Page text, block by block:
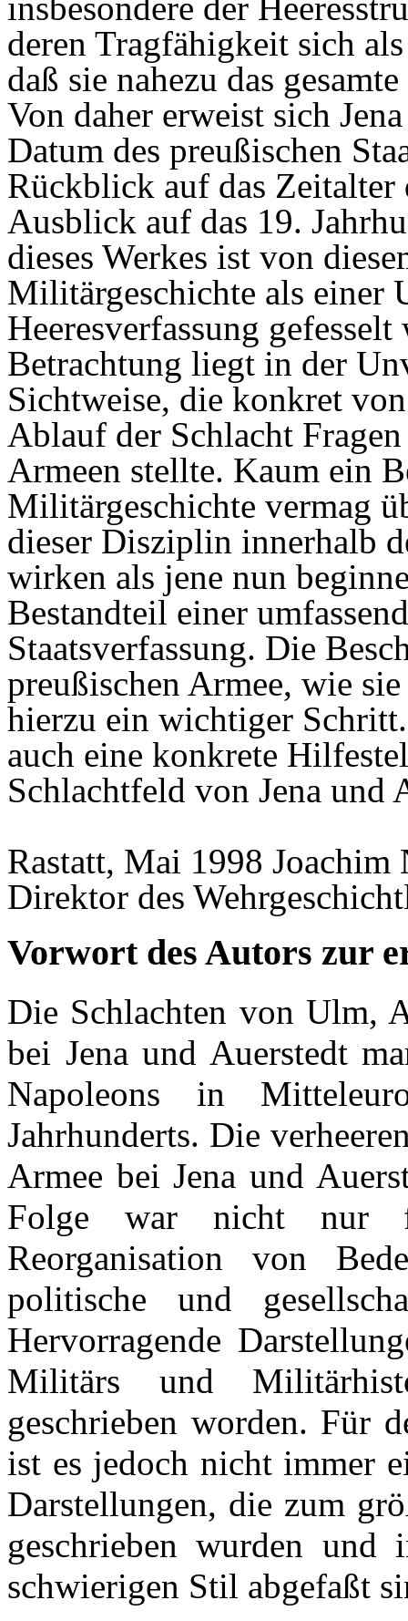
deren Tragfähigkeit sich
daß sie nahezu das
Von daher erweist sich
Datum des preußischen
Rückblick auf das Zeitalter
Ausblick auf das 19.
dieses Werkes ist von
Militärgeschichte als einer
Heeresverfassung
Betrachtung liegt in der
Sichtweise, die konkret
Ablauf der Schlacht
Armeen stellte. Kaum ein
Militärgeschichte vermag
dieser Disziplin innerhalb
wirken als jene nun
Bestandteil einer
Staatsverfassung. Die
preußischen Armee, wie
hierzu ein wichtiger
auch eine konkrete
Schlachtfeld von Jena und
Rastatt, Mai 1998 Joachim
Direktor des
Vorwort des Autors zur
Die Schlachten von Ulm,
bei Jena und Auerstedt
Napoleons in
Jahrhunderts. Die
Armee bei Jena und
Folge war nicht nur
Reorganisation von
politische und
Hervorragende
Militärs und
geschrieben worden. Für
ist es jedoch nicht immer
Darstellungen, die zum
geschrieben wurden und
schwierigen Stil abgefaßt